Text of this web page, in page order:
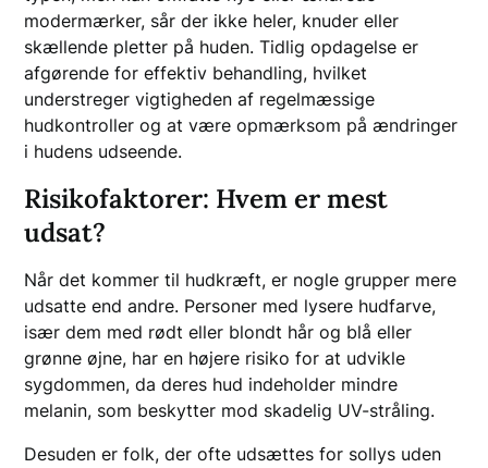
modermærker, sår der ikke heler, knuder eller
skællende pletter på huden. Tidlig opdagelse er
afgørende for effektiv behandling, hvilket
understreger vigtigheden af regelmæssige
hudkontroller og at være opmærksom på ændringer
i hudens udseende.
Risikofaktorer: Hvem er mest
udsat?
Når det kommer til hudkræft, er nogle grupper mere
udsatte end andre. Personer med lysere hudfarve,
især dem med rødt eller blondt hår og blå eller
grønne øjne, har en højere risiko for at udvikle
sygdommen, da deres hud indeholder mindre
melanin, som beskytter mod skadelig UV-stråling.
Desuden er folk, der ofte udsættes for sollys uden